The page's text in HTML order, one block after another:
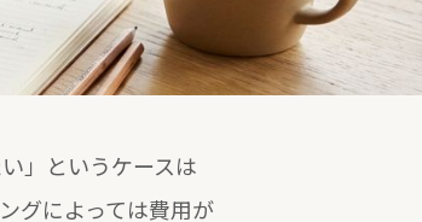
」というケースは
グによっては費用が